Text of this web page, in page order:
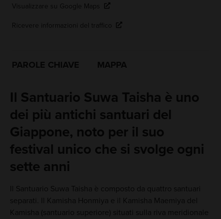
Visualizzare su Google Maps
Ricevere informazioni del traffico
PAROLE CHIAVE MAPPA
Il Santuario Suwa Taisha è uno
dei più antichi santuari del
Giappone, noto per il suo
festival unico che si svolge ogni
sette anni
Il Santuario Suwa Taisha è composto da quattro santuari
separati. Il Kamisha Honmiya e il Kamisha Maemiya del
Kamisha (santuario superiore) situati sulla riva meridionale